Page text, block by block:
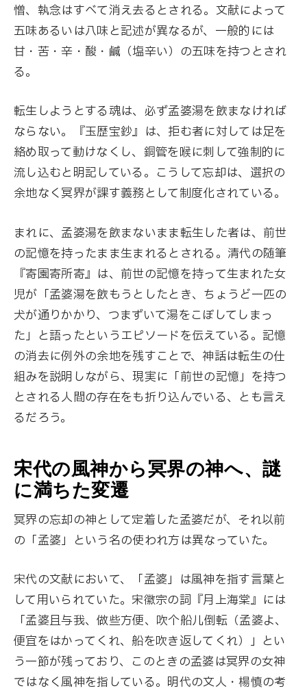
憎、執念はすべて消え去るとされる。文献によって
五味あるいは八味と記述が異なるが、一般的には
甘・苦・辛・酸・鹹（塩辛い）の五味を持つとされ
る。
転生しようとする魂は、必ず孟婆湯を飲まなければ
ならない。『玉歴宝鈔』は、拒む者に対しては足を
絡め取って動けなくし、銅管を喉に刺して強制的に
流し込むと明記している。こうして忘却は、選択の
余地なく冥界が課す義務として制度化されている。
まれに、孟婆湯を飲まないまま転生した者は、前世
の記憶を持ったまま生まれるとされる。清代の随筆
『寄園寄所寄』は、前世の記憶を持って生まれた女
児が「孟婆湯を飲もうとしたとき、ちょうど一匹の
犬が通りかかり、つまずいて湯をこぼしてしまっ
た」と語ったというエピソードを伝えている。記憶
の消去に例外の余地を残すことで、神話は転生の仕
組みを説明しながら、現実に「前世の記憶」を持つ
とされる人間の存在をも折り込んでいる、とも言え
るだろう。
宋代の風神から冥界の神へ、謎
に満ちた変遷
冥界の忘却の神として定着した孟婆だが、それ以前
の「孟婆」という名の使われ方は異なっていた。
宋代の文献において、「孟婆」は風神を指す言葉と
して用いられていた。宋徽宗の詞『月上海棠』には
「孟婆且与我、做些方便、吹个船儿倒転（孟婆よ、
便宜をはかってくれ、船を吹き返してくれ）」とい
う一節が残っており、このときの孟婆は冥界の女神
ではなく風神を指している。明代の文人・楊慎の考